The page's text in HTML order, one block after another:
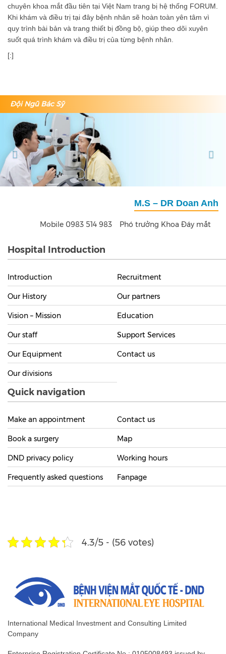
chuyên khoa mắt đầu tiên tại Việt Nam trang bị hệ thống FORUM.
Khi khám và điều trị tại đây bệnh nhân sẽ hoàn toàn yên tâm vì
quy trình bài bản và trang thiết bị đồng bộ, giúp theo dõi xuyên
suốt quá trình khám và điều trị của từng bệnh nhân.
[:]
Đội Ngũ Bác Sỹ
M.S – DR Doan Anh
Phó trưởng Khoa Đáy mắt
Mobile 0983 514 983
Previous
Hospital Introduction
Introduction
Our History
Vision – Mission
Our staff
Our Equipment
Our divisions
Recruitment
Our partners
Education
Support Services
Contact us
Quick navigation
Make an appointment
Book a surgery
DND privacy policy
Frequently asked questions
Contact us
Map
Working hours
Fanpage
4.3/5 - (56 votes)
International Medical Investment and Consulting Limited
Company